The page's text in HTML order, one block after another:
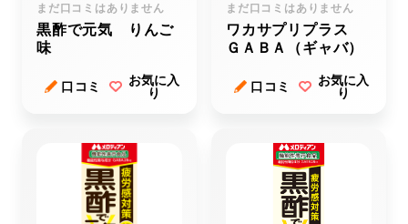
まだ口コミはありません
黒酢で元気 りんご
味
口コミ
お気に入
り
まだ口コミはありません
ワカサプリプラス
ＧＡＢＡ（ギャバ）
口コミ
お気に入
り